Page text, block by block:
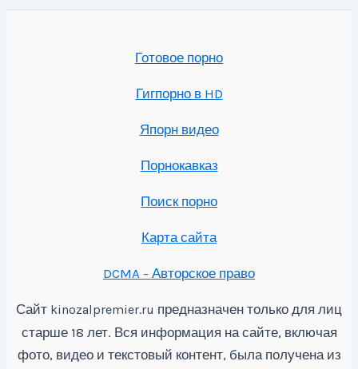
Готовое порно
Гигпорно в HD
Япорн видео
Порнокавказ
Поиск порно
Карта сайта
DCMA - Авторское право
Сайт kinozalpremier.ru предназначен только для лиц
старше 18 лет. Вся информация на сайте, включая
фото, видео и текстовый контент, была получена из